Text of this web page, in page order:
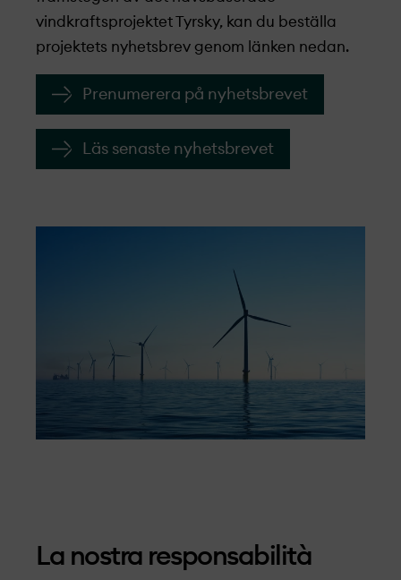
vindkraftsprojekt­et Tyrsky, kan du beställa
projekt­ets nyhetsbrev genom länken nedan.
Prenumerera på nyhetsbrevet
Läs senaste nyhetsbrevet
La nostra responsabilità